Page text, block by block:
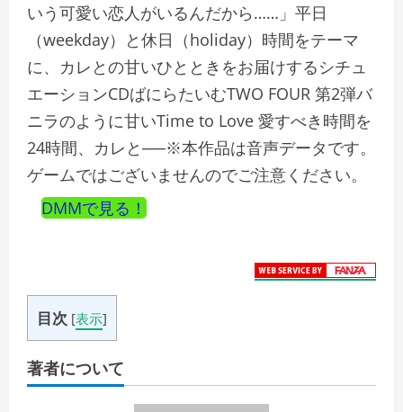
いう可愛い恋人がいるんだから……」平日
（weekday）と休日（holiday）時間をテーマ
に、カレとの甘いひとときをお届けするシチュ
エーションCDばにらたいむTWO FOUR 第2弾バ
ニラのように甘いTime to Love 愛すべき時間を
24時間、カレと──※本作品は音声データです。
ゲームではございませんのでご注意ください。
DMMで見る！
目次 [表示]
著者について